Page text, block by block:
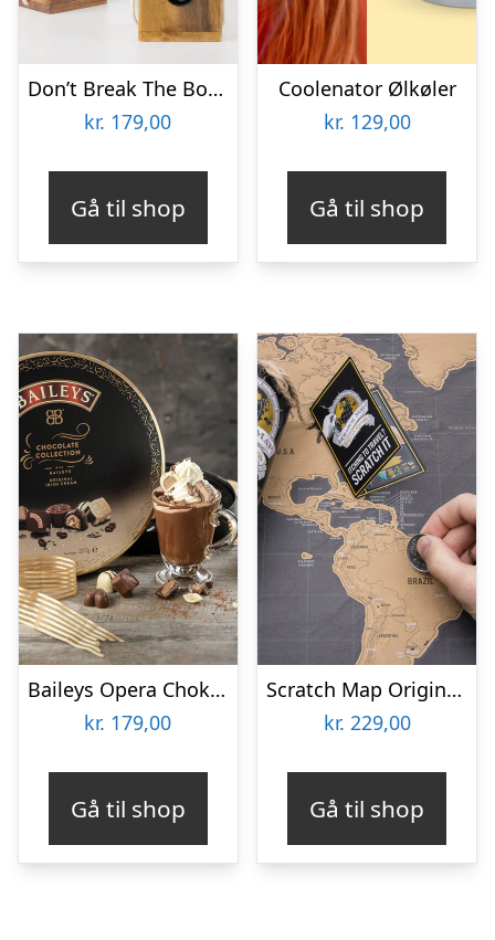
Don’t Break The Bottle
kr. 179,00
Gå til shop
Coolenator Ølkøler
kr. 129,00
Gå til shop
Baileys Opera Chokoladeæske
kr. 179,00
Gå til shop
Scratch Map Original Deluxe
kr. 229,00
Gå til shop